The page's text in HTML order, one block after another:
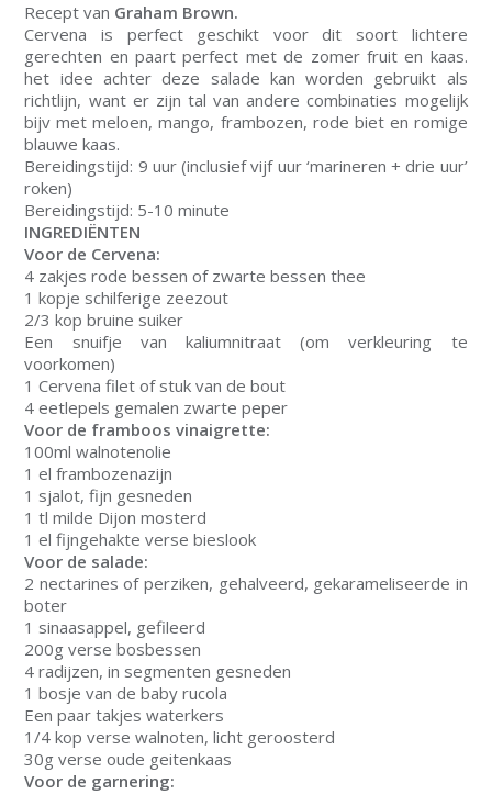
Recept van Graham Brown.
Cervena is perfect geschikt voor dit soort lichtere
gerechten en paart perfect met de zomer fruit en kaas.
het idee achter deze salade kan worden gebruikt als
richtlijn, want er zijn tal van andere combinaties mogelijk
bijv met meloen, mango, frambozen, rode biet en romige
blauwe kaas.
Bereidingstijd: 9 uur (inclusief vijf uur ‘marineren + drie uur’
roken)
Bereidingstijd: 5-10 minute
INGREDIËNTEN
Voor de Cervena:
4 zakjes rode bessen of zwarte bessen thee
1 kopje schilferige zeezout
2/3 kop bruine suiker
Een snuifje van kaliumnitraat (om verkleuring te
voorkomen)
1 Cervena filet of stuk van de bout
4 eetlepels gemalen zwarte peper
Voor de framboos vinaigrette:
100ml walnotenolie
1 el frambozenazijn
1 sjalot, fijn gesneden
1 tl milde Dijon mosterd
1 el fijngehakte verse bieslook
Voor de salade:
2 nectarines of perziken, gehalveerd, gekarameliseerde in
boter
1 sinaasappel, gefileerd
200g verse bosbessen
4 radijzen, in segmenten gesneden
1 bosje van de baby rucola
Een paar takjes waterkers
1/4 kop verse walnoten, licht geroosterd
30g verse oude geitenkaas
Voor de garnering: